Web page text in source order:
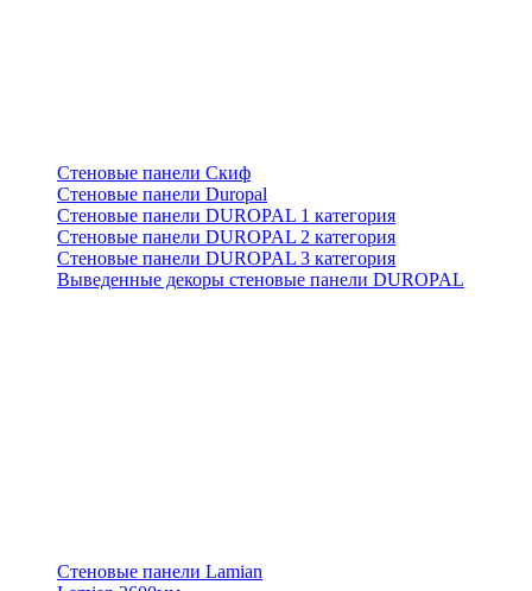
Стеновые панели Скиф
Стеновые панели Duropal
Стеновые панели DUROPAL 1 категория
Стеновые панели DUROPAL 2 категория
Стеновые панели DUROPAL 3 категория
Выведенные декоры стеновые панели DUROPAL
Стеновые панели Lamian